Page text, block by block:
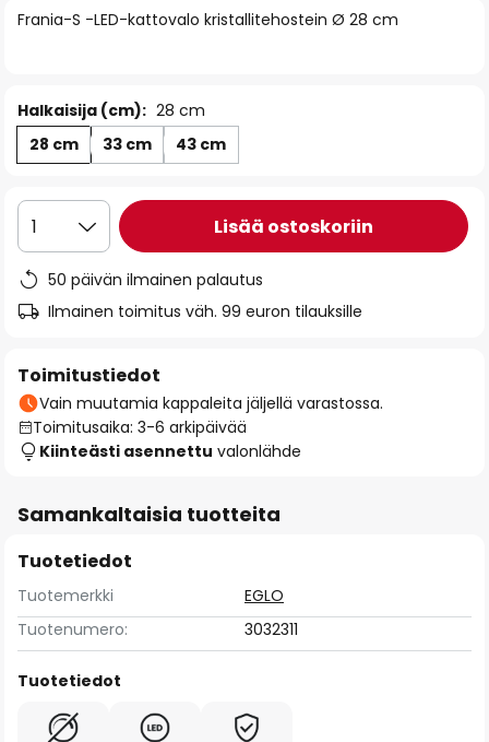
ofFrania-S -LED-kattovalo kristallitehostein Ø 28 cm
Halkaisija (cm): 28 cm
28 cm
33 cm 43 cm
1 Lisää ostoskoriin
50 päivän ilmainen palautus
Ilmainen toimitus väh. 99 euron tilauksille
Toimitustiedot
Vain muutamia kappaleita jäljellä varastossa.
Toimitusaika: 3-6 arkipäivää
Kiinteästi asennettu valonlähde
Samankaltaisia tuotteita
Tuotetiedot
Tuotemerkki
EGLO
Tuotenumero:
3032311
Tuotetiedot